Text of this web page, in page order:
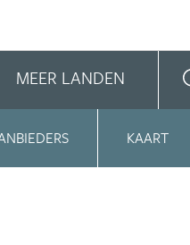
MEER LANDEN
KAART